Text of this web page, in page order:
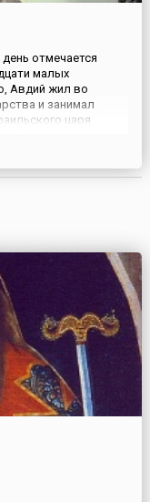
отмечается
малых
Авдий жил во
и занимал
царя